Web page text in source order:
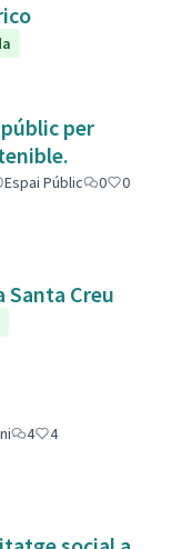
per
Espai Públic 0
0
Santa Creu
4
4